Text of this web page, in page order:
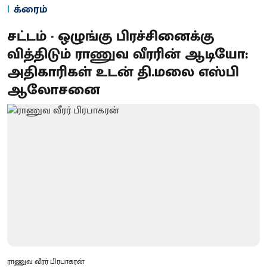
க்ரைம்
சட்டம் - ஒழுங்கு பிரச்சினைக்கு
வித்திடும் ராணுவ வீரரின் ஆடியோ:
அதிகாரிகள் உடன் தி.மலை எஸ்பி
ஆலோசனை
ராணுவ வீரர் பிரபாகரன்